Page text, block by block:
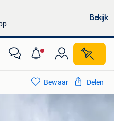
Bekijk
Bewaar Delen